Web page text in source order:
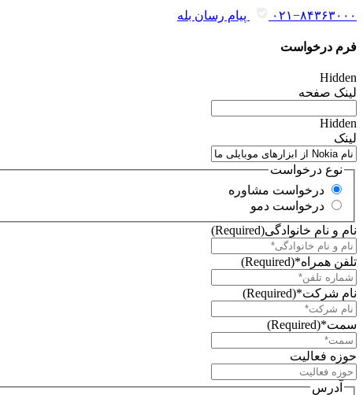
۰۲۱−۸۴۳۶۳۰۰۰ پیام رسان بله
فرم درخواست
Hidden
لینک صفحه
Hidden
لینک
نوع درخواست
درخواست مشاوره
درخواست دمو
نام و نام خانوادگی(Required)
تلفن همراه*(Required)
نام شرکت*(Required)
سمت*(Required)
حوزه فعالیت
آدرس